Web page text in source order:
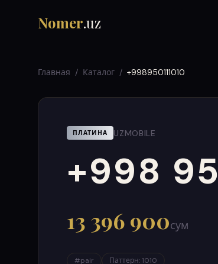
Nomer.uz
Главная / Каталог / +998950111010
ПЛАТИНА UZMOBILE
+998 95
000
999
13 396 900сум
#pair Паттерн: 1010